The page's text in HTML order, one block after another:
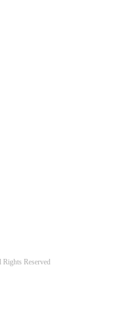
Reserved